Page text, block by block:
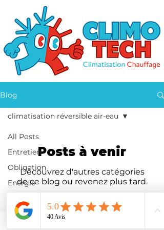
Blog
All Posts
Entretien
Obligation
Energie
Attestation
climatisation réversible air-eau
Posts à venir
Découvrez d'autres catégories
de ce blog ou revenez plus tard.
Nos partenaires